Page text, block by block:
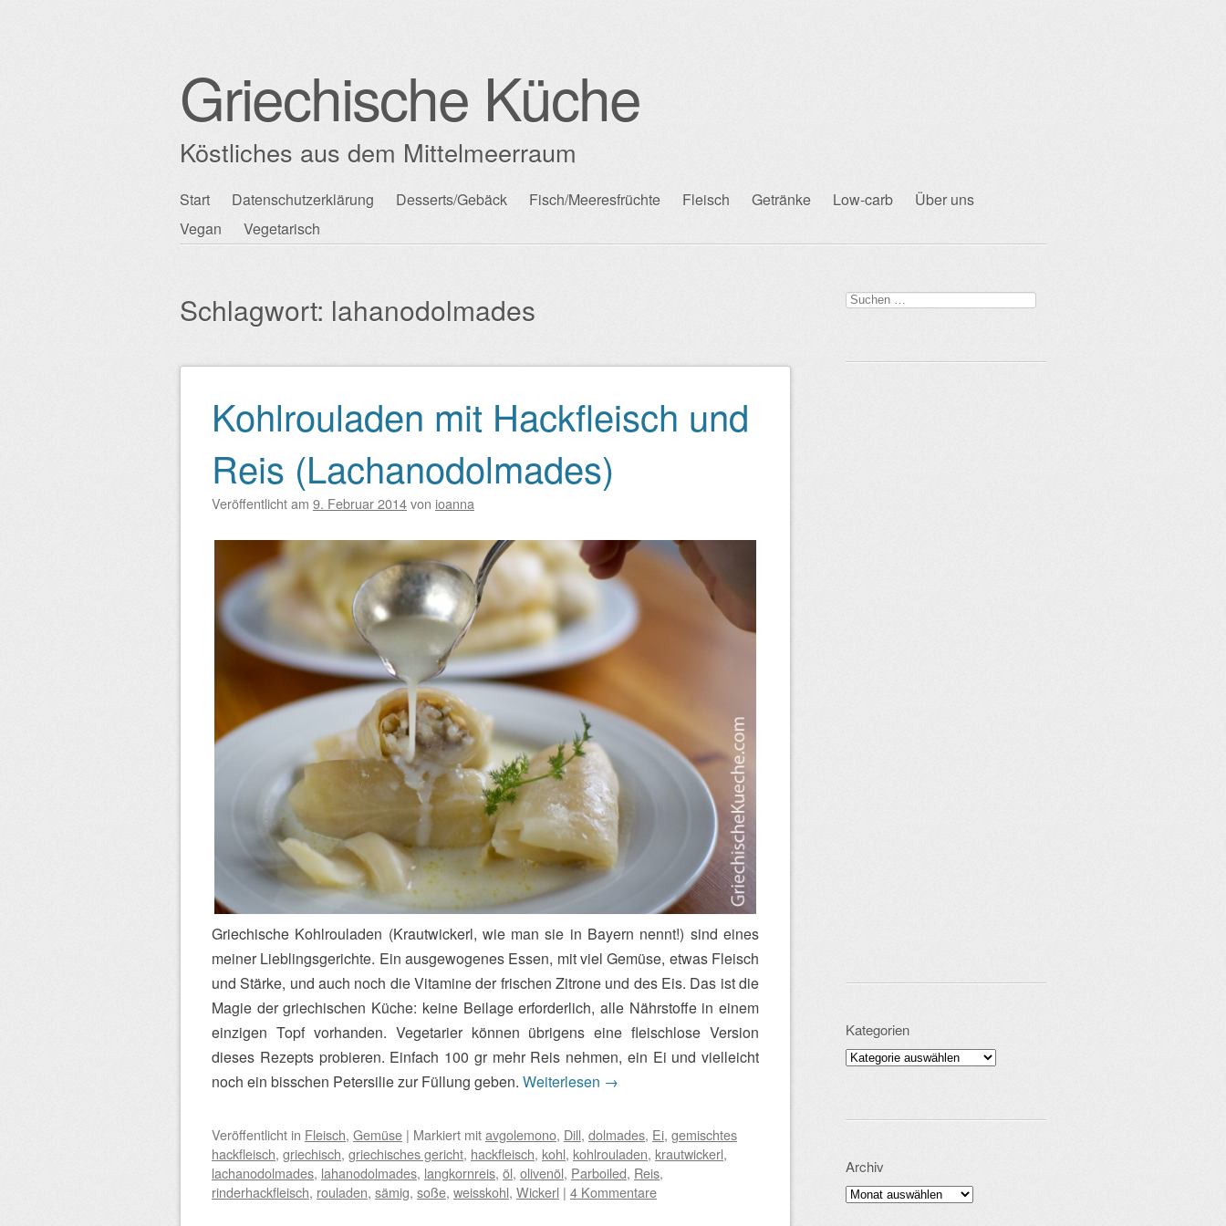
Griechische Küche
Köstliches aus dem Mittelmeerraum
Hauptmenü
Zum
Inhalt
Start Datenschutzerklärung Desserts/Gebäck Fisch/Meeresfrüchte Fleisch Getränke Low-carb
Über uns
Vegan
Vegetarisch
Schlagwort: lahanodolmades
Beitragsnavigation
Kohlrouladen mit Hackfleisch und
Reis (Lachanodolmades)
Veröffentlicht am 9. Februar 2014von ioanna
Griechische Kohlrouladen (Krautwickerl, wie man sie in Bayern nennt!) sind eines
meiner Lieblingsgerichte. Ein ausgewogenes Essen, mit viel Gemüse, etwas Fleisch
und Stärke, und auch noch die Vitamine der frischen Zitrone und des Eis. Das ist die
Magie der griechischen Küche: keine Beilage erforderlich, alle Nährstoffe in einem
einzigen Topf vorhanden. Vegetarier können übrigens eine fleischlose Version
dieses Rezepts probieren. Einfach 100 gr mehr Reis nehmen, ein Ei und vielleicht
noch ein bisschen Petersilie zur Füllung geben. Weiterlesen →
Veröffentlicht in Fleisch, Gemüse | Markiert mitavgolemono, Dill, dolmades, Ei, gemischtes
hackfleisch, griechisch, griechisches gericht, hackfleisch, kohl, kohlrouladen, krautwickerl,
lachanodolmades, lahanodolmades, langkornreis, öl, olivenöl, Parboiled, Reis,
rinderhackfleisch, rouladen, sämig, soße, weisskohl, Wickerl | 4 Kommentare
Suchen
nach:
Kategorien
Kategorien
Archiv
Archiv